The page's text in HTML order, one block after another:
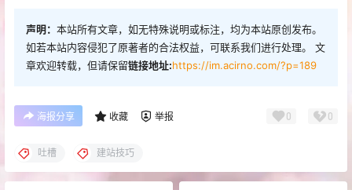
声明： 本站所有文章，如无特殊说明或标注，均为本站原创发布。
如若本站内容侵犯了原著者的合法权益，可联系我们进行处理。 文
章欢迎转载，但请保留链接地址:https://im.acirno.com/?p=189
海报分享 收藏 举报 0 0
吐槽 建站技巧